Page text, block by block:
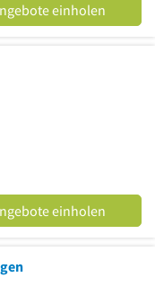
einholen
einholen